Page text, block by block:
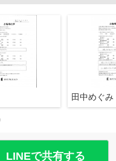
田中めぐみ
LINEで共有する